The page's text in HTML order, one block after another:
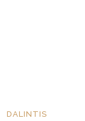
DALINTIS